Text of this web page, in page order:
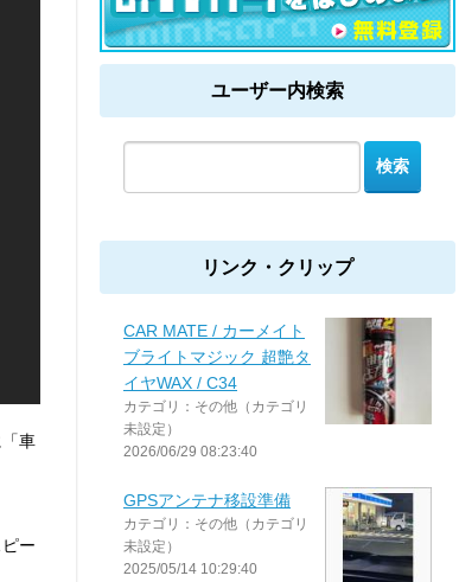
車
ー
ユーザー内検索
リンク・クリップ
CAR MATE / カーメイト
ブライトマジック 超艶タ
イヤWAX / C34
カテゴリ：その他（カテゴリ
未設定）
2026/06/29 08:23:40
GPSアンテナ移設準備
カテゴリ：その他（カテゴリ
未設定）
2025/05/14 10:29:40